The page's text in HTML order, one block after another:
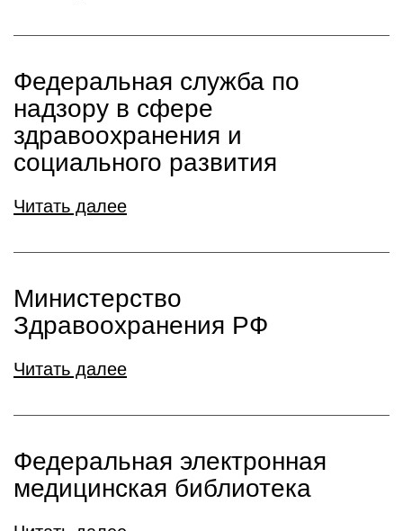
Федеральная служба по
надзору в сфере
здравоохранения и
социального развития
Читать далее
Министерство
Здравоохранения РФ
Читать далее
Федеральная электронная
медицинская библиотека